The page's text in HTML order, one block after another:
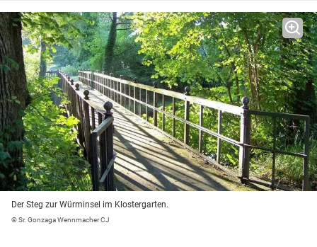
Der Steg zur Würminsel im Klostergarten.
© Sr. Gonzaga Wennmacher CJ